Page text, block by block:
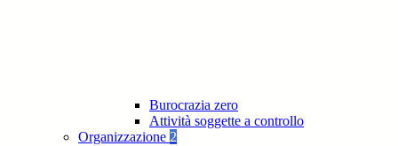
Burocrazia zero
Attività soggette a controllo
Organizzazione 2